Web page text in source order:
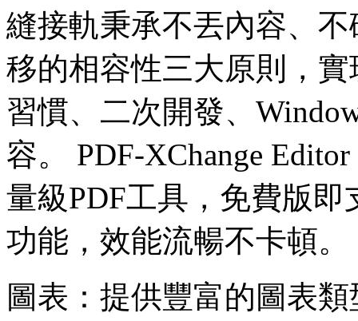
縫接軌秉承不丟內容、
移的相容性三大原則，
習慣、二次開發、
容。 PDF-XChange
量級PDF工具，免費版
功能，效能流暢不卡頓。
圖表：提供豐富的圖表